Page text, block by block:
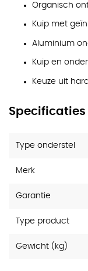
Organisch
Kuip met
Aluminium
Kuip en
Keuze uit
Specificaties
Type onderstel
Merk
Garantie
Type product
Gewicht (kg)